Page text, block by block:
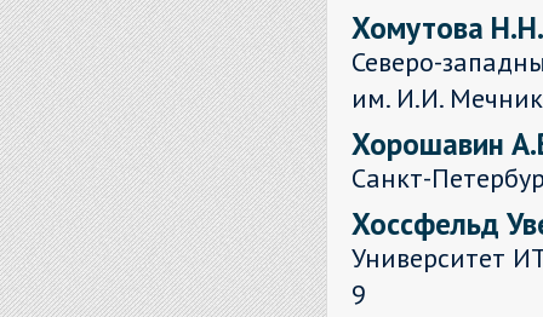
Хомутова Н.Н.
Северо-
им. И.И.
Хорошавин
Санкт-
Хоссфельд
Университет
9